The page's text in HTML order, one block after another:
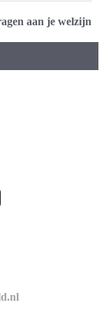
aan je welzijn